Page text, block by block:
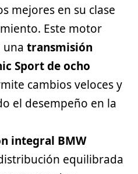
mejores en su clase
Este motor
una transmisión
Sport de ocho
cambios veloces y
el desempeño en la
integral BMW
equilibrada